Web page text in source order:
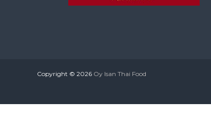
Copyright © 2026 Oy Isan Thai Food